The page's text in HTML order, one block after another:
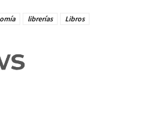
librerías Libros